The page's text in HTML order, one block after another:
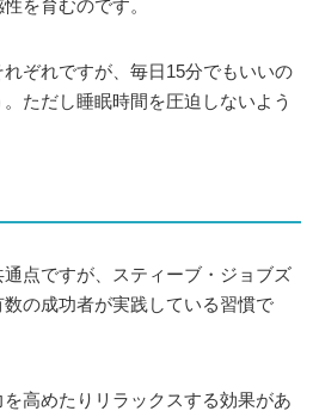
を育むのです。
ぞれですが、毎日15分でもいいの
ただし睡眠時間を圧迫しないよう
点ですが、スティーブ・ジョブズ
の成功者が実践している習慣で
高めたりリラックスする効果があ